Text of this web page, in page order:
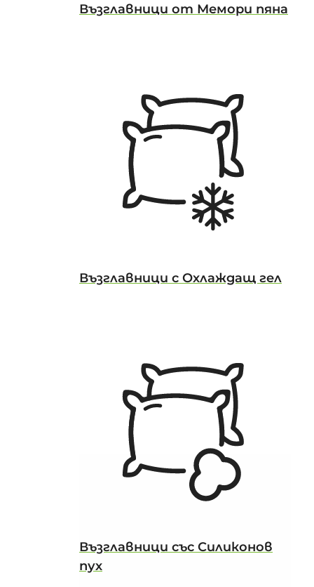
Възглавници от Мемори пяна
Възглавници с Охлаждащ гел
Възглавници със Силиконов
пух